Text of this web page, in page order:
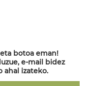
botoa eman!
e-mail bidez
ahal izateko.